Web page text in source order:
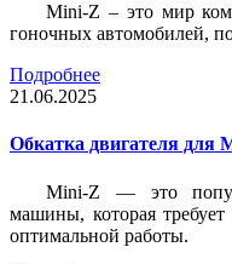
Mini-Z – это мир
гоночных автомобилей,
Подробнее
21.06.2025
Обкатка двигателя для
Mini-Z — это
машины, которая требует
оптимальной работы.